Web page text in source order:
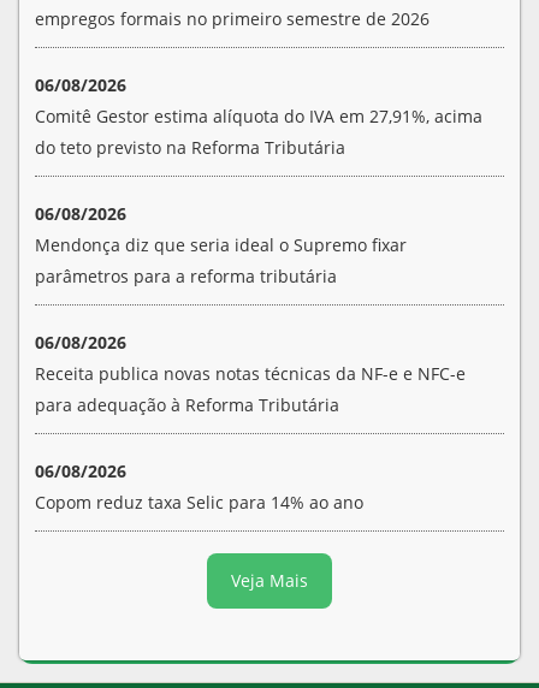
empregos formais no primeiro semestre de 2026
06/08/2026
Comitê Gestor estima alíquota do IVA em 27,91%, acima
do teto previsto na Reforma Tributária
06/08/2026
Mendonça diz que seria ideal o Supremo fixar
parâmetros para a reforma tributária
06/08/2026
Receita publica novas notas técnicas da NF-e e NFC-e
para adequação à Reforma Tributária
06/08/2026
Copom reduz taxa Selic para 14% ao ano
Veja Mais